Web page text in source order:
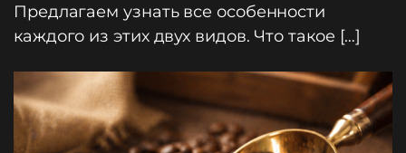
Предлагаем узнать все особенности
каждого из этих двух видов. Что такое […]